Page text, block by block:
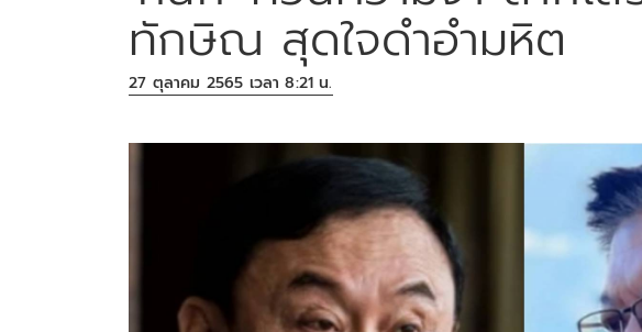
ทักษิณ สุดใจดำอำมหิต
27 ตุลาคม 2565 เวลา 8:21 น.